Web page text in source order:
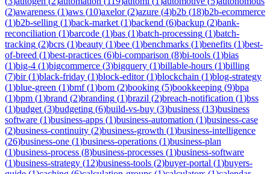
(2)awareness (1)aws (10)axelor(2)azure (4)b2b (18)b2b-ecommerce
(1)b2b-selling (1)back-market (1)backend (6)backup (2)bank-
reconciliation (1)barcode (1)bas (1)batch-processing (1)batch-
tracking (2)bcrs (1)beauty (1)bee (1)benchmarks (1)benefits (1)best-
of-breed (1)best-practices (6)bi-comparison (8)bi-tools (1)bias
(1)big-4 (1)bigcommerce (3)bigquery (1)billable-hours (1)billing
(7)bir(1)black-friday (1)block-editor(1)blockchain (1)blog-strategy
(1)blue-green (1)bmf(1)bom (2)booking (5)bookkeeping (9)bpa
(1)bpm (1)brand (2)branding (1)brazil (2)breach-notification (1)bss
(1)budget (3)budgeting (6)build-vs-buy (3)business (13)business
software (1)business-apps (1)business-automation (1)business-case
(2)business-continuity (2)business-growth (1)business-intelligence
(26)business-one (1)business-operations (1)business-plan
(1)business-process (8)business-processes (1)business-software
(1)business-strategy (12)business-tools (2)buyer-portal (1)buyers-